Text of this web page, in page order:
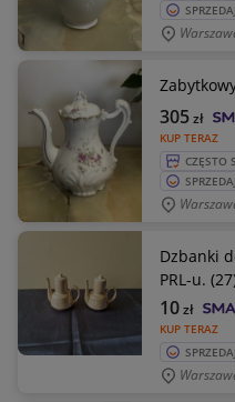
KUP TERAZ
305zł
CZĘSTO
Dzbanki
PRL-u.
KUP TERAZ
10zł